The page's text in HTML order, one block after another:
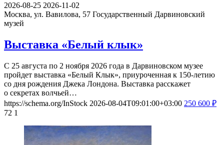
2026-08-25 2026-11-02
Москва, ул. Вавилова, 57 Государственный Дарвиновский
музей
Выставка «Белый клык»
С 25 августа по 2 ноября 2026 года в Дарвиновском музее
пройдет выставка «Белый Клык», приуроченная к 150-летию
со дня рождения Джека Лондона. Выставка расскажет
о секретах волчьей…
https://schema.org/InStock 2026-08-04T09:01:00+03:00 250 600 ₽
72 1